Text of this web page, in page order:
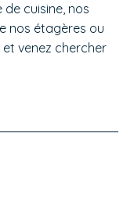
cuisine, nos
nos étagères ou
venez chercher